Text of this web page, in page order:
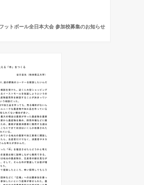
ットボール全日本大会 参加校募集のお知らせ